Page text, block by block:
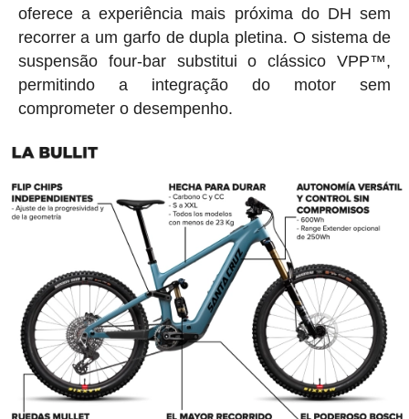
oferece a experiência mais próxima do DH sem
recorrer a um garfo de dupla pletina. O sistema de
suspensão four-bar substitui o clássico VPP™,
permitindo a integração do motor sem
comprometer o desempenho.